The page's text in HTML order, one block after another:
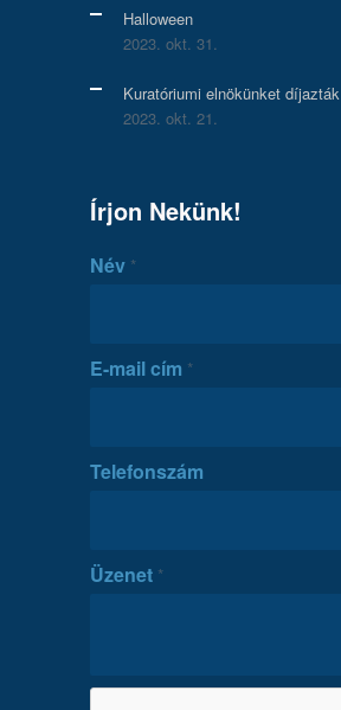
Halloween
2023. okt. 31.
Kuratóriumi elnökünket díjazták
2023. okt. 21.
Írjon Nekünk!
Név *
E-mail cím *
Telefonszám
Üzenet *